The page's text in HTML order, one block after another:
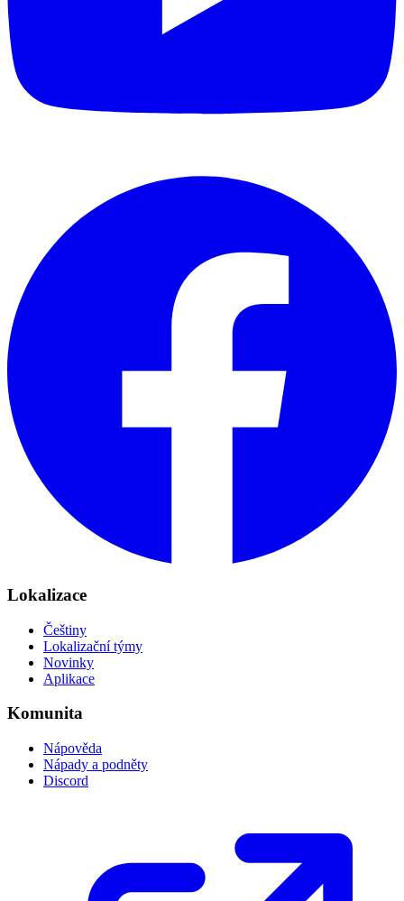
Lokalizace
Češtiny
Lokalizační týmy
Novinky
Aplikace
Komunita
Nápověda
Nápady a podněty
Discord